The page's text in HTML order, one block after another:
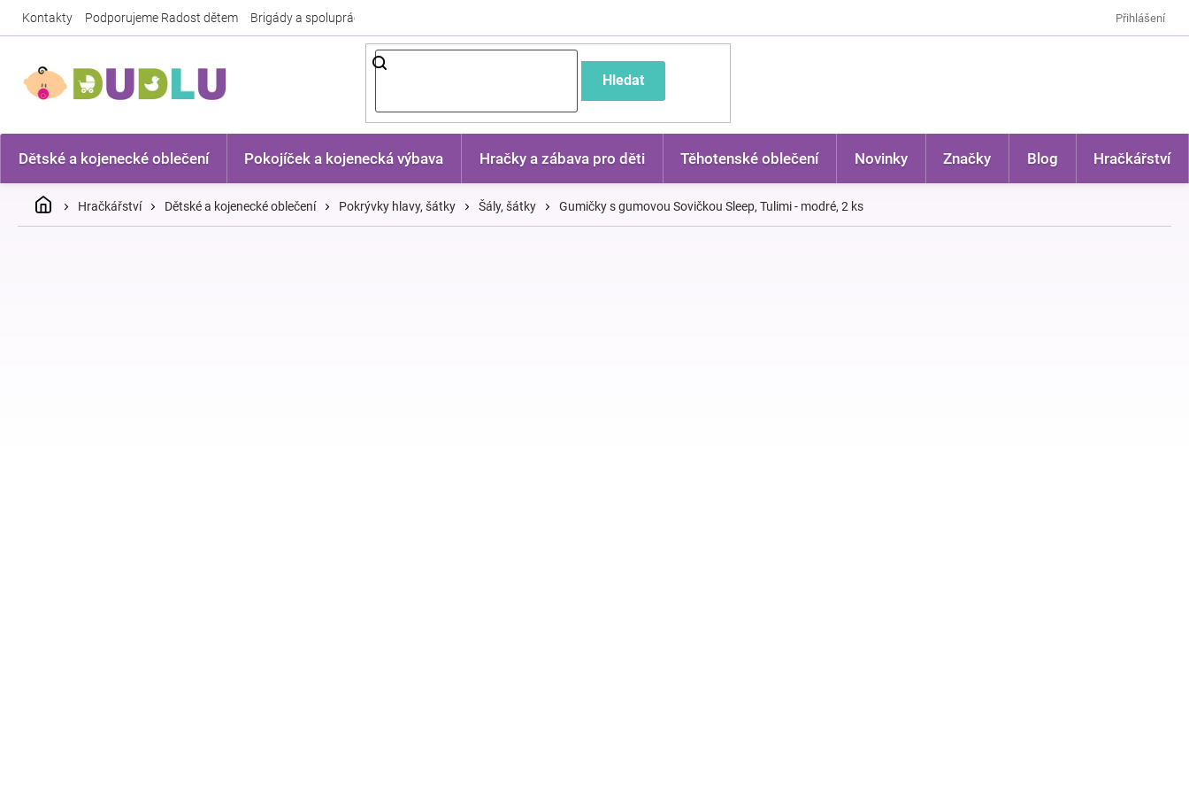
Kontakty Podporujeme Radost dětem Brigády a spolupráce Přihlášení
Hledat
Dětské a kojenecké oblečení Pokojíček a kojenecká výbava Hračky a zábava pro děti Těhotenské oblečení Novinky Značky Blog Hračkářství
DomůHračkářství Dětské a kojenecké oblečení Pokrývky hlavy, šátky Šály, šátky Gumičky s gumovou Sovičkou Sleep, Tulimi - modré, 2 ks